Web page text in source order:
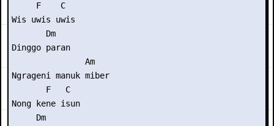
     F    C
Wis uwis uwis
       Dm
Dinggo paran
               Am
Ngrageni manuk miber
       F   C
Nong kene isun
     Dm